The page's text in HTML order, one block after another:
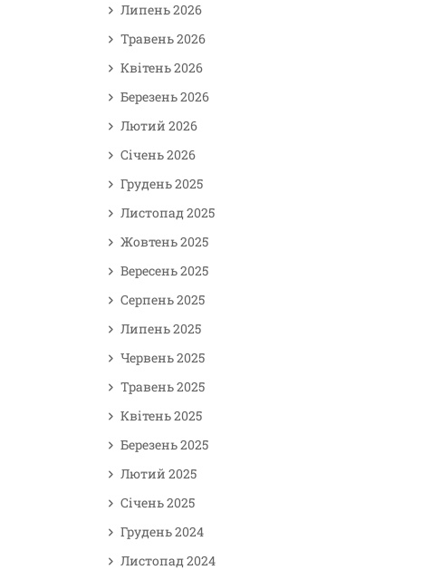
Липень 2026
Травень 2026
Квітень 2026
Березень 2026
Лютий 2026
Січень 2026
Грудень 2025
Листопад 2025
Жовтень 2025
Вересень 2025
Серпень 2025
Липень 2025
Червень 2025
Травень 2025
Квітень 2025
Березень 2025
Лютий 2025
Січень 2025
Грудень 2024
Листопад 2024